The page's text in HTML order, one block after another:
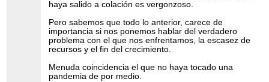
haya salido a colación es vergonzoso.
Pero sabemos que todo lo anterior, carece de
importancia si nos ponemos hablar del verdadero
problema con el que nos enfrentamos, la escasez de
recursos y el fin del crecimiento.
Menuda coincidencia el que no haya tocado una
pandemia de por medio.